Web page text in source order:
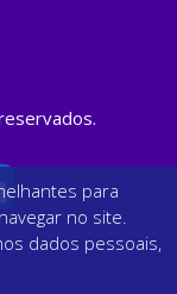
para
no site.
dados pessoais,